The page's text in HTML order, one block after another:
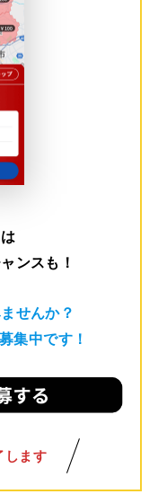
ンスも！
せんか？
集中です！
します